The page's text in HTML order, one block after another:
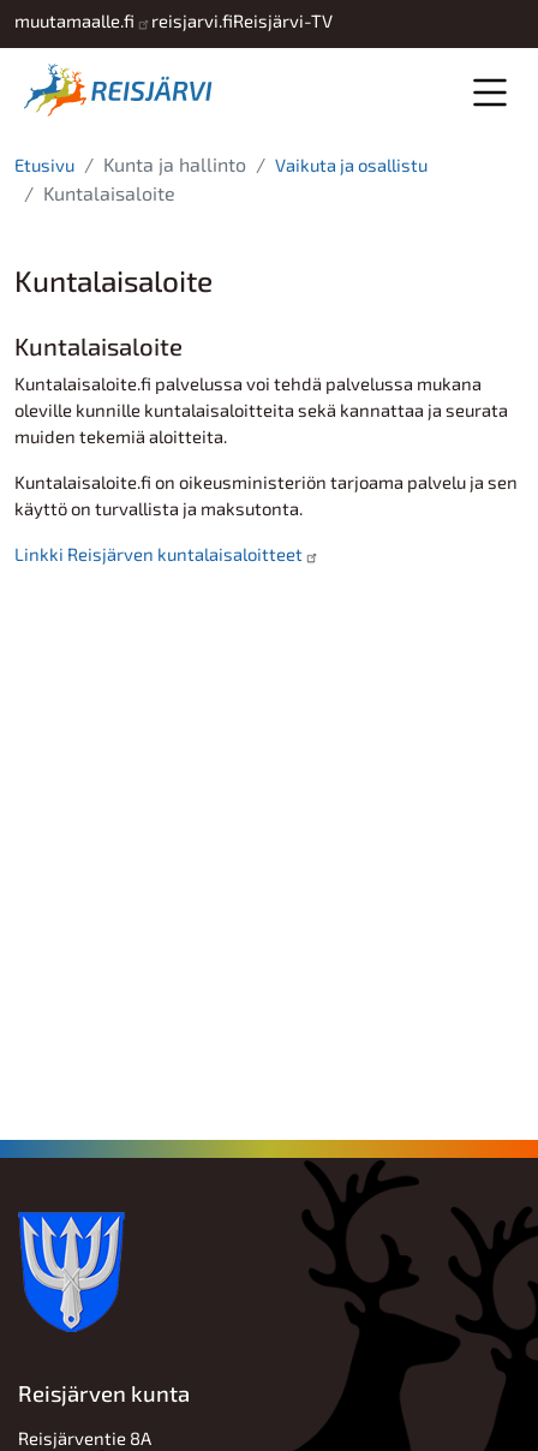
Hyppää pääsisältöön
muutamaalle.fi reisjarvi.fiReisjärvi-TV
Etusivu Kunta ja hallinto Vaikuta ja osallistu
Kuntalaisaloite
Kuntalaisaloite
Kuntalaisaloite
Kuntalaisaloite.fi palvelussa voi tehdä palvelussa mukana
oleville kunnille kuntalaisaloitteita sekä kannattaa ja seurata
muiden tekemiä aloitteita.
Kuntalaisaloite.fi on oikeusministeriön tarjoama palvelu ja sen
käyttö on turvallista ja maksutonta.
Linkki Reisjärven kuntalaisaloitteet
Reisjärven kunta
Reisjärventie 8A